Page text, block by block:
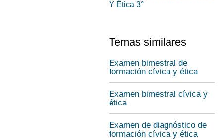
Y Ética 3°
Temas similares
Examen bimestral de
formación cívica y ética
Examen bimestral cívica y
ética
Examen de diagnóstico de
formación cívica y ética